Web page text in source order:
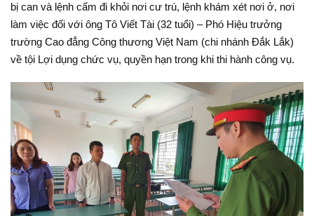
bị can và lệnh cấm đi khỏi nơi cư trú, lệnh khám xét nơi ở, nơi
làm việc đối với ông Tô Viết Tài (32 tuổi) – Phó Hiệu trưởng
trường Cao đẳng Công thương Việt Nam (chi nhánh Đắk Lắk)
về tội Lợi dụng chức vụ, quyền hạn trong khi thi hành công vụ.